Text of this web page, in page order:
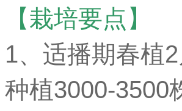
【栽培要点】
1、适播期春植
种植3000-3500